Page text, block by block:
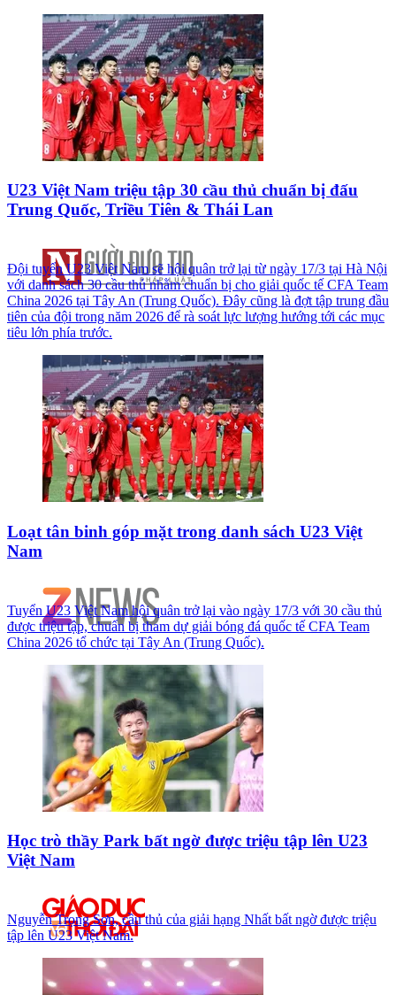
U23 Việt Nam triệu tập 30 cầu thủ chuẩn bị đấu
Trung Quốc, Triều Tiên & Thái Lan
Đội tuyển U23 Việt Nam sẽ hội quân trở lại từ ngày 17/3 tại Hà Nội
với danh sách 30 cầu thủ nhằm chuẩn bị cho giải quốc tế CFA Team
China 2026 tại Tây An (Trung Quốc). Đây cũng là đợt tập trung đầu
tiên của đội trong năm 2026 để rà soát lực lượng hướng tới các mục
tiêu lớn phía trước.
Loạt tân binh góp mặt trong danh sách U23 Việt
Nam
Tuyển U23 Việt Nam hội quân trở lại vào ngày 17/3 với 30 cầu thủ
được triệu tập, chuẩn bị tham dự giải bóng đá quốc tế CFA Team
China 2026 tổ chức tại Tây An (Trung Quốc).
Học trò thầy Park bất ngờ được triệu tập lên U23
Việt Nam
Nguyễn Trọng Sơn, cầu thủ của giải hạng Nhất bất ngờ được triệu
tập lên U23 Việt Nam.